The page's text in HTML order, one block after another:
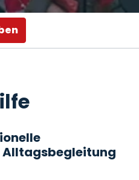
Alltagsbegleitung